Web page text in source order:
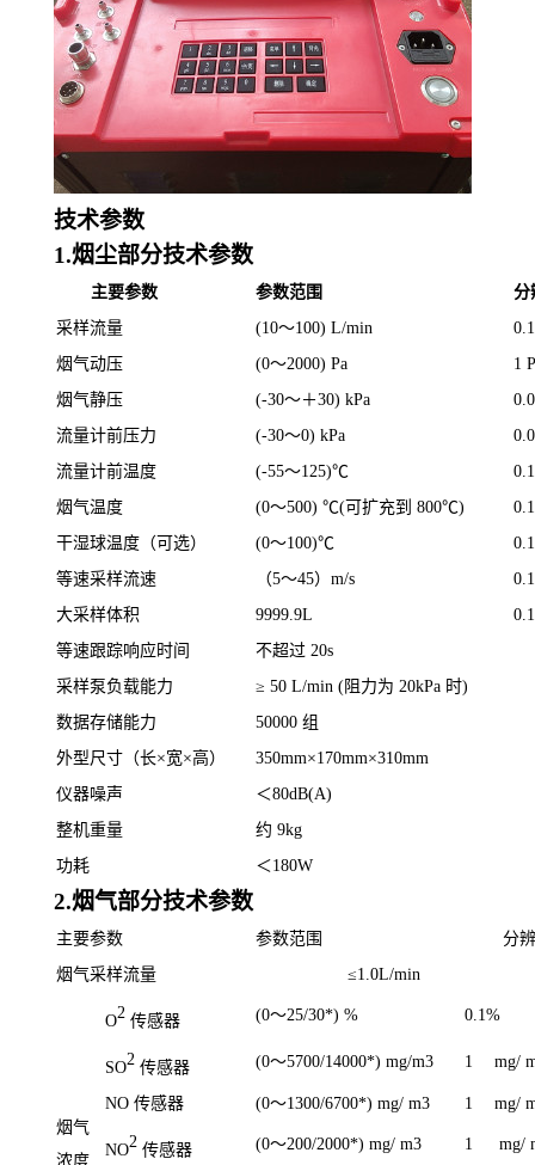
技术参数
1.烟尘部分技术参数
主要参数 参数范围
分
采样流量
(10～100) L/min
烟气动压
(0～2000) Pa
1
烟气静压
(-30～＋30) kPa
流量计前压力
(-30～0) kPa
流量计前温度
(-55～125)℃
0.1
烟气温度
(0～500) ℃(可扩充到 800℃) 0. 1
干湿球温度（可选）
(0～100)℃
0.1
等速采样流速
（5～45） m/s
大采样体积
9999.9L
等速跟踪响应时间
不超过 20s
采样泵负载能力
≥ 50 L/min (阻力为 20kPa 时)
数据存储能力
50000 组
外型尺寸（长×宽×高）
350mm×170mm×310mm
仪器噪声
＜80dB(A)
整机重量
约 9kg
功耗
＜180W
2.烟气部分技术参数
主要参数 参数范围
分
烟气采样流量
≤1.0L/min
烟气
浓度
O2 传感器 (0～25/30*) % 0.1%
SO2 传感器 (0～5700/14000*) mg/m3 1 mg/
NO 传感器 (0～1300/6700*) mg/ m3 1 mg/
NO2 传感器 (0～200/2000*) mg/ m3 1 mg/